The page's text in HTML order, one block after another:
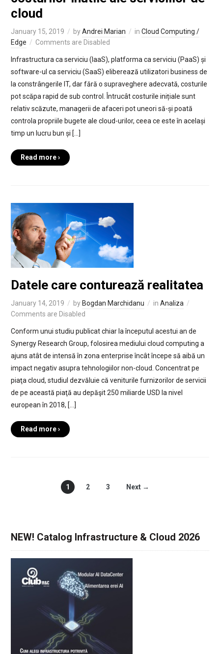
cloud
January 15, 2019 byAndrei Marian in Cloud Computing /
Edge
Comments are Disabled
Infrastructura ca serviciu (IaaS), platforma ca serviciu (PaaS) și
software-ul ca serviciu (SaaS) eliberează utilizatori business de
la constrângerile IT, dar fără o supraveghere adecvată, costurile
pot scăpa rapid de sub control. Întrucât costurile inițiale sunt
relativ scăzute, managerii de afaceri pot uneori să-și poată
controla propriile bugete ale cloud-urilor, ceea ce este în același
timp un lucru bun și […]
Read more ›
Datele care conturează realitatea
January 14, 2019 by Bogdan Marchidanu in Analiza
Comments are Disabled
Conform unui studiu publicat chiar la începutul acestui an de
Synergy Research Group, folosirea mediului cloud computing a
ajuns atât de intensă în zona enterprise încât începe să aibă un
impact negativ asupra tehnologiilor non-cloud. Concentrat pe
piaţa cloud, studiul dezvăluie că veniturile furnizorilor de servicii
de pe această piaţă au depăşit 250 miliarde USD la nivel
european în 2018, […]
Read more ›
1 2 3 Next →
NEW! Catalog Infrastructure & Cloud 2026